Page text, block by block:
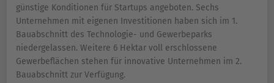
günstige Konditionen für Startups angeboten. Sechs
Unternehmen mit eigenen Investitionen haben sich im 1.
Bauabschnitt des Technologie- und Gewerbeparks
niedergelassen. Weitere 6 Hektar voll erschlossene
Gewerbeflächen stehen für innovative Unternehmen im 2.
Bauabschnitt zur Verfügung.